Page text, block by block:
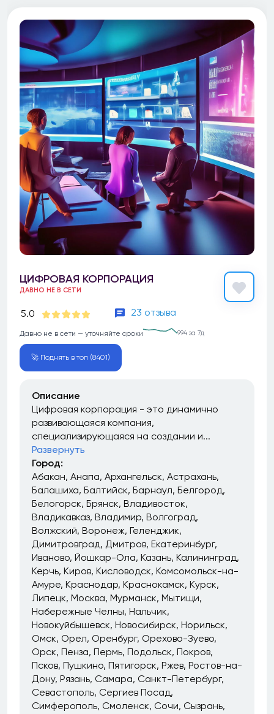
ЦИФРОВАЯ КОРПОРАЦИЯ
ДАВНО НЕ В СЕТИ
5.0 23 отзыва
Давно не в сети — уточняйте сроки 994 за 7д
🚀 Поднять в топ (8401)
Описание
Цифровая корпорация - это динамично
развивающаяся компания,
специализирующаяся на создании и...
Развернуть
Город:
Абакан Анапа Архангельск Астрахань
Балашиха Балтийск Барнаул Белгород
Белогорск Брянск Владивосток
Владикавказ Владимир Волгоград
Волжский Воронеж Геленджик
Димитровград Дмитров Екатеринбург
Иваново Йошкар-Ола Казань Калининград
Керчь Киров Кисловодск Комсомольск-на-
Амуре Краснодар Краснокамск Курск
Липецк Москва Мурманск Мытищи
Набережные Челны Нальчик
Новокуйбышевск Новосибирск Норильск
Омск Орел Оренбург Орехово-Зуево
Орск Пенза Пермь Подольск Покров
Псков Пушкино Пятигорск Ржев Ростов-на-
Дону Рязань Самара Санкт-Петербург
Севастополь Сергиев Посад
Симферополь Смоленск Сочи Сызрань